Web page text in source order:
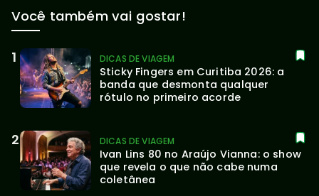
Você também vai gostar!
DICAS DE VIAGEM
Sticky Fingers em Curitiba 2026: a
banda que desmonta qualquer
rótulo no primeiro acorde
DICAS DE VIAGEM
Ivan Lins 80 no Araújo Vianna: o show
que revela o que não cabe numa
coletânea